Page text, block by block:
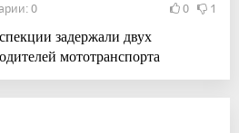
0 0 1
задержали двух
мототранспорта